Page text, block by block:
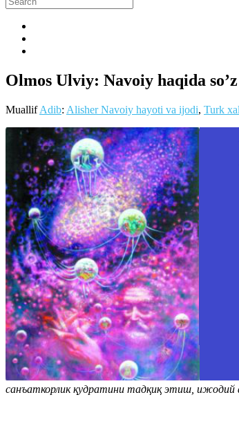
Olmos Ulviy: Navoiy haqida
MuallifAdib: Alisher Navoiy hayoti va ijodi, Turk
санъаткорлик қудратини тадқиқ этиш, ижодий